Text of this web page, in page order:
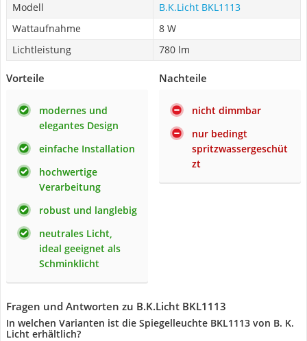
Modell
B.K.Licht BKL1113
Wattaufnahme
8 W
Lichtleistung
780 lm
Vorteile
modernes und
elegantes Design
einfache Installation
hochwertige
Verarbeitung
robust und langlebig
neutrales Licht,
ideal geeignet als
Schminklicht
Nachteile
nicht dimmbar
nur bedingt
spritzwassergeschüt
zt
Fragen und Antworten zu B.K.Licht BKL1113
In welchen Varianten ist die Spiegelleuchte BKL1113 von B. K.
Licht erhältlich?